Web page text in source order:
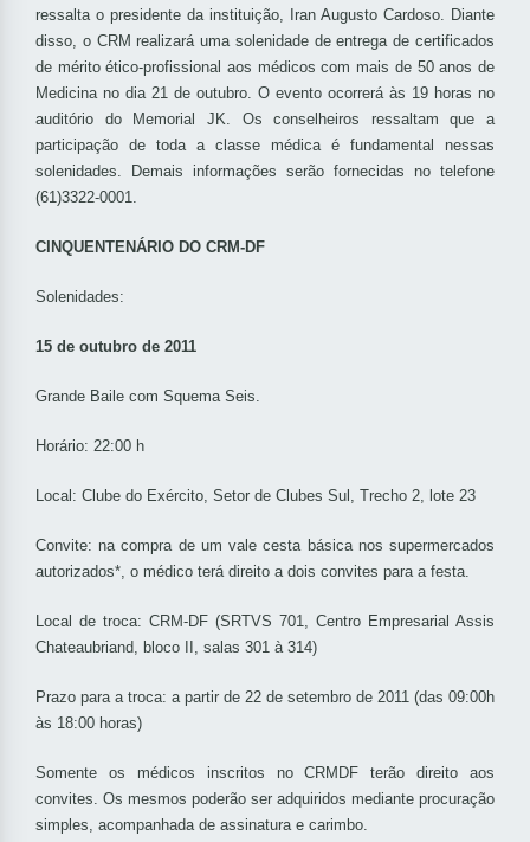
ressalta o presidente da instituição, Iran Augusto Cardoso. Diante
disso, o CRM realizará uma solenidade de entrega de certificados
de mérito ético-profissional aos médicos com mais de 50 anos de
Medicina no dia 21 de outubro. O evento ocorrerá às 19 horas no
auditório do Memorial JK. Os conselheiros ressaltam que a
participação de toda a classe médica é fundamental nessas
solenidades. Demais informações serão fornecidas no telefone
(61)3322-0001.
CINQUENTENÁRIO DO CRM-DF
Solenidades:
15 de outubro de 2011
Grande Baile com Squema Seis.
Horário: 22:00 h
Local: Clube do Exército, Setor de Clubes Sul, Trecho 2, lote 23
Convite: na compra de um vale cesta básica nos supermercados
autorizados*, o médico terá direito a dois convites para a festa.
Local de troca: CRM-DF (SRTVS 701, Centro Empresarial Assis
Chateaubriand, bloco II, salas 301 à 314)
Prazo para a troca: a partir de 22 de setembro de 2011 (das 09:00h
às 18:00 horas)
Somente os médicos inscritos no CRMDF terão direito aos
convites. Os mesmos poderão ser adquiridos mediante procuração
simples, acompanhada de assinatura e carimbo.